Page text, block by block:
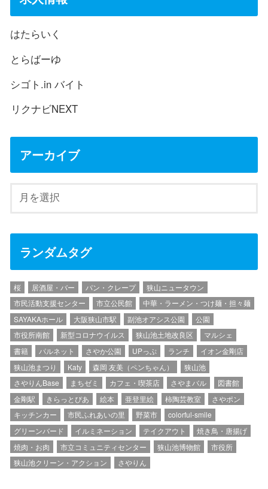
はたらいく
とらばーゆ
シゴト.in バイト
リクナビNEXT
アーカイブ
ランダムタグ
桜 居酒屋・バー パン・クレープ
狭山ニュータウン
市民活動支援センター
市立公民館
中華・ラーメン・つけ麺・担々麺
SAYAKAホール
大阪狭山市駅 副池オアシス公園
公園
市役所南館
新型コロナウイルス 狭山池土地改良区
マルシェ
書籍
パルネット さやか公園 UPっぷ ランチ
イオン金剛店
狭山池まつり
Katy 森岡 友美（ペンちゃん）
狭山池
さやりんBase
まちゼミ カフェ・喫茶店 さやまバル
図書館
金剛駅
きらっとぴあ 絵本 亜登里絵 柿陶芸教室
さやポン
キッチンカー
市民ふれあいの里 野菜市
colorful-smile
グリーンバード
イルミネーション テイクアウト
焼き鳥・唐揚げ
焼肉・お肉
市立コミュニティセンター 狭山池博物館
市役所
狭山池クリーン・アクション
さやりん